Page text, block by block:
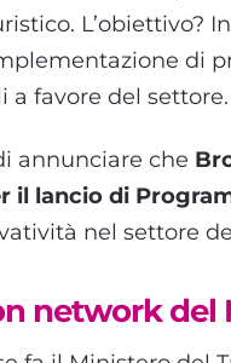
L’obiettivo?
di
a favore del settore.
annunciare che
il lancio di
nel settore
network del